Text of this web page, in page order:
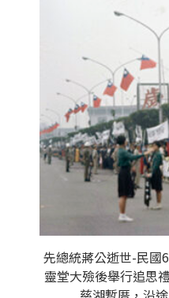
先總統蔣公逝世-民國
靈堂大殮後舉行追思